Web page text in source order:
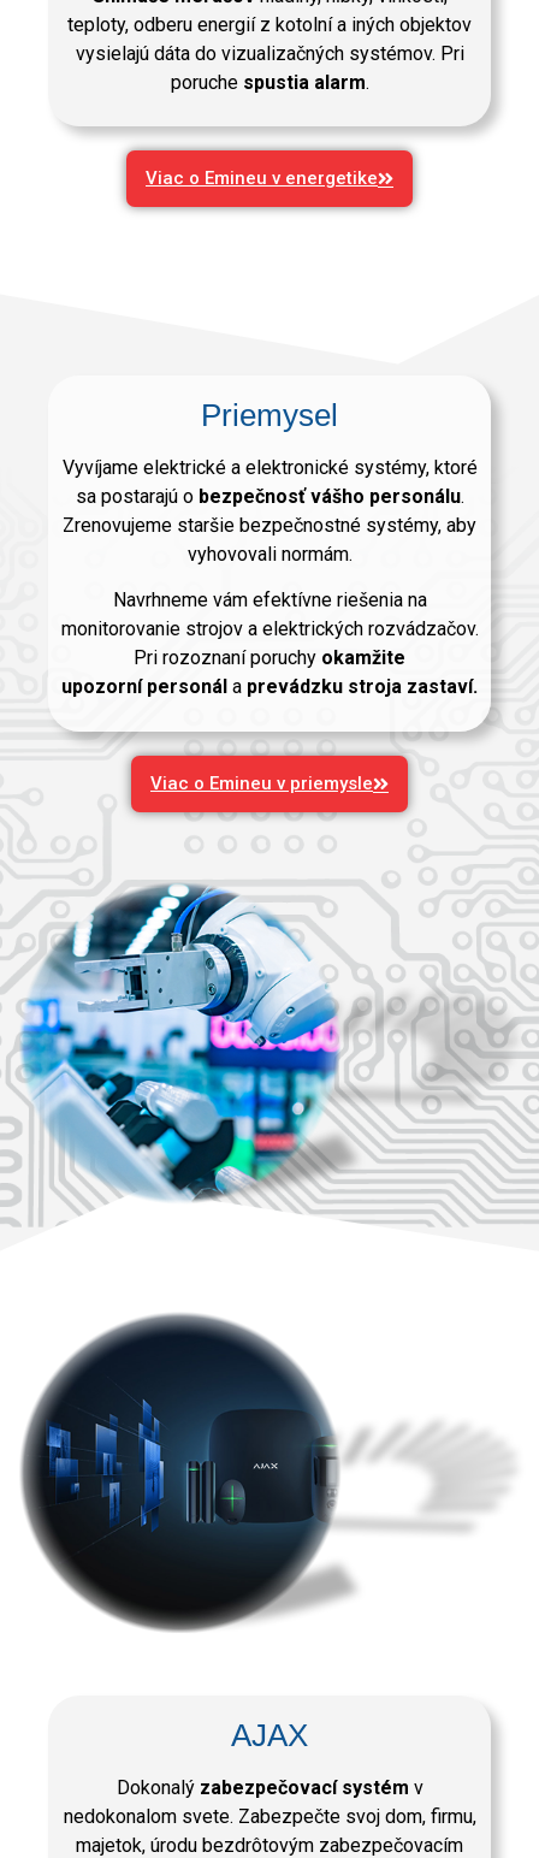
teploty, odberu energií z kotolní a iných objektov
vysielajú dáta do vizualizačných systémov. Pri
poruchespustia alarm.
Viac o Emineu v energetike
Priemysel
Vyvíjame elektrické a elektronické systémy, ktoré
sa postarajú o bezpečnosť vášho personálu.
Zrenovujeme staršie bezpečnostné systémy, aby
vyhovovali normám.
Navrhneme vám efektívne riešenia na
monitorovanie strojov a elektrických rozvádzačov.
Pri rozoznaní poruchy okamžite
upozorní personál a prevádzku stroja zastaví.
Viac o Emineu v priemysle
AJAX
Dokonalýzabezpečovací systém v
nedokonalom svete. Zabezpečte svoj dom, firmu,
majetok, úrodu bezdrôtovým zabezpečovacím